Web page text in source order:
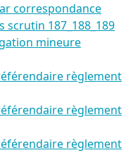
correspondance
scrutin 187_188_189
mineure
règlement
règlement
règlement